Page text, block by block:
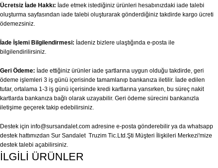
Ücretsiz İade Hakkı: İade etmek istediğiniz ürünleri hesabınızdaki iade talebi
oluşturma sayfasından iade talebi oluşturarak gönderdiğiniz takdirde kargo ücreti
ödemezsiniz.
İade İşlemi Bilgilendirmesi: İadeniz bizlere ulaştığında e-posta ile
bilgilendirilirsiniz.
Geri Ödeme: İade ettiğiniz ürünler iade şartlarına uygun olduğu takdirde, geri
ödeme işlemleri 3 iş günü içerisinde tamamlanıp bankanıza iletilir. İade edilen
tutar, ortalama 1-3 iş günü içerisinde kredi kartlarına yansırken, bu süreç nakit
kartlarda bankanıza bağlı olarak uzayabilir. Geri ödeme sürecini bankanızla
iletişime geçerek takip edebilirsiniz.
Destek için info@sursandalet.com adresine e-posta gönderebilir ya da whatsapp
destek hattımızdan Sur Sandalet Truzim Tic.Ltd.Şti Müşteri İlişkileri Merkezi'mize
destek talebi açabilirsiniz.
İLGİLİ ÜRÜNLER